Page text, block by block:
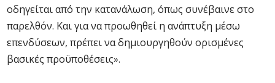
οδηγείται από την κατανάλωση, όπως συνέβαινε στο
παρελθόν. Και για να προωθηθεί η ανάπτυξη μέσω
επενδύσεων, πρέπει να δημιουργηθούν ορισμένες
βασικές προϋποθέσεις».